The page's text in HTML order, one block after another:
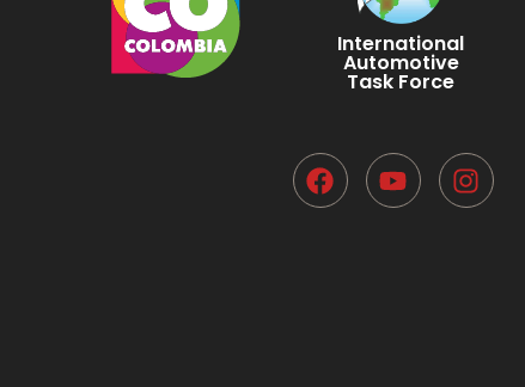
International
Automotive
Task Force